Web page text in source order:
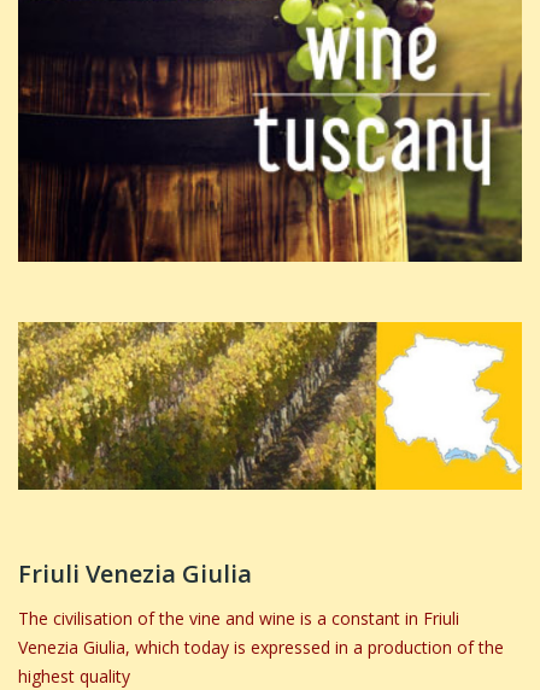
Friuli Venezia Giulia
The civilisation of the vine and wine is a constant in Friuli
Venezia Giulia, which today is expressed in a production of the
highest quality